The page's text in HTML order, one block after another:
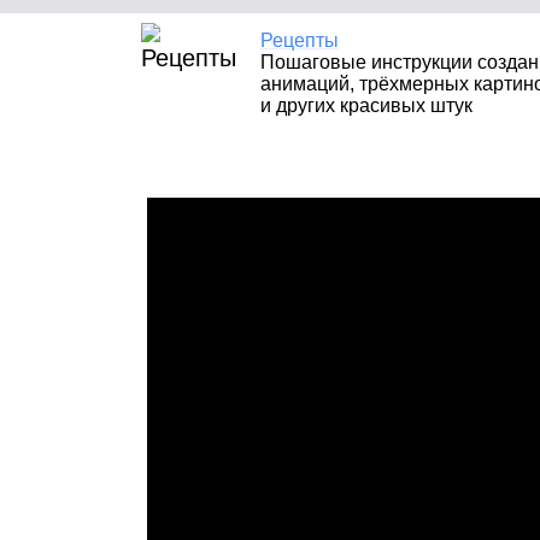
Рецепты
Пошаговые инструкции
анимаций, трёхмерных
и других красивых штук